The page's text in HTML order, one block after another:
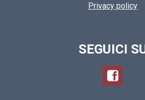
Privacy policy
SEGUICI